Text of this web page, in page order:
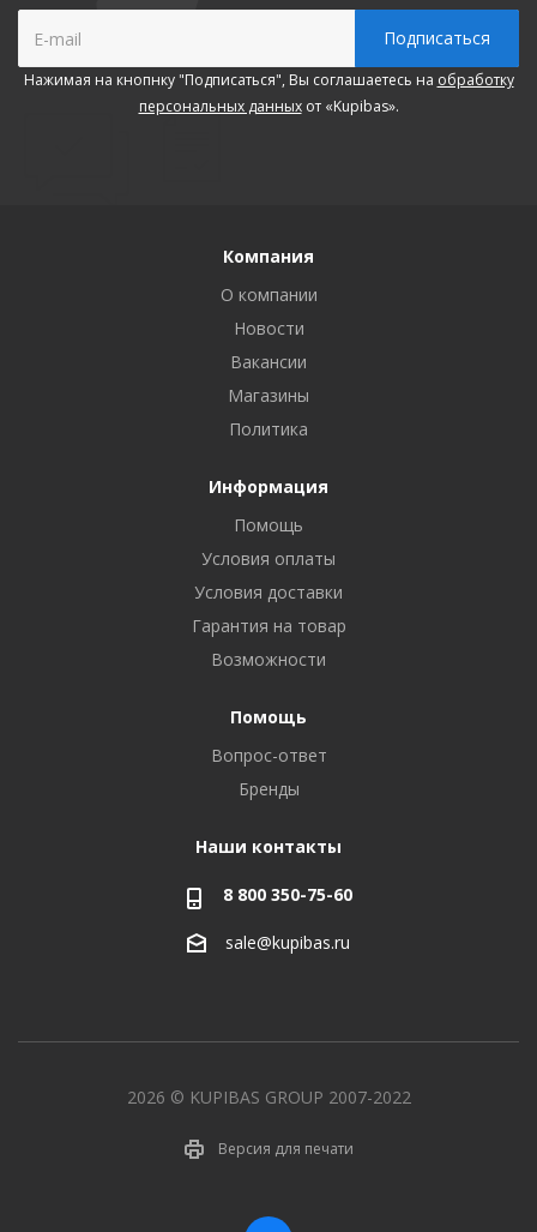
Нажимая на кнопнку "Подписаться", Вы соглашаетесь на обработку
персональных данныхот «Kupibas».
Компания
О компании
Новости
Вакансии
Магазины
Политика
Информация
Помощь
Условия оплаты
Условия доставки
Гарантия на товар
Возможности
Помощь
Вопрос-ответ
Бренды
Наши контакты
8 800 350-75-60
sale@kupibas.ru
2026 © KUPIBAS GROUP 2007-2022
Версия для печати